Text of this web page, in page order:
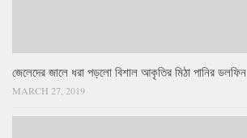
জেলেদের জালে ধরা পড়লো বিশাল আকৃতির মিঠা পানির ডলফিন
MARCH 27, 2019